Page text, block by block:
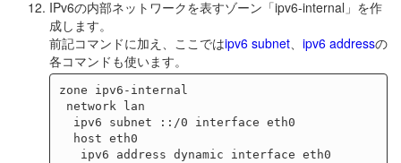
IPv6の内部ネットワークを表すゾーン「ipv6-internal」を作
成します。
前記コマンドに加え、ここではipv6 subnet ipv6 addressの
各コマンドも使います。
zone ipv6-internal